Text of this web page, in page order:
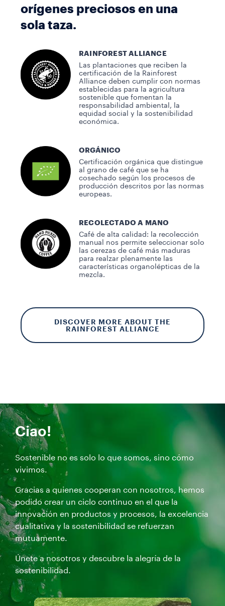
orígenes preciosos en una
sola taza.
RAINFOREST ALLIANCE
Las plantaciones que reciben la
certificación de la Rainforest
Alliance deben cumplir con normas
establecidas para la agricultura
sostenible que fomentan la
responsabilidad ambiental, la
equidad social y la sostenibilidad
económica.
ORGÁNICO
Certificación orgánica que distingue
al grano de café que se ha
cosechado según los procesos de
producción descritos por las normas
europeas.
RECOLECTADO A MANO
Café de alta calidad: la recolección
manual nos permite seleccionar solo
las cerezas de café más maduras
para realzar plenamente las
características organolépticas de la
mezcla.
DISCOVER MORE ABOUT THE
RAINFOREST ALLIANCE
Ciao!
Sostenible no es solo lo que somos, sino cómo
vivimos.
Gracias a quienes cooperan con nosotros, hemos
podido crear un ciclo continuo en el que la
innovación en productos y procesos, la excelencia
cualitativa y la sostenibilidad se refuerzan
mutuamente.
Únete a nosotros y descubre la alegría de la
sostenibilidad.